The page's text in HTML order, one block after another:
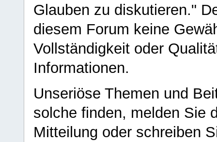
Glauben zu diskutieren."
diesem Forum keine
Vollständigkeit oder
Informationen.
Unseriöse Themen und
solche finden, melden Sie
Mitteilung oder schreiben